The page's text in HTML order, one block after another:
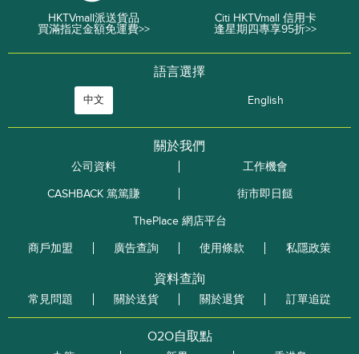
HKTVmall派送貨品
買滿指定金額免運費>>
Citi HKTVmall 信用卡
逢星期四專享95折>>
語言選擇
中文 English
關於我們
公司資料
工作機會
CASHBACK 篤篤賺
街市即日餸
ThePlace 網店平台
商戶加盟
廣告查詢 使用條款 私隱政策
資料查詢
常見問題 關於送貨 關於退貨 訂單追踨
O2O自取點